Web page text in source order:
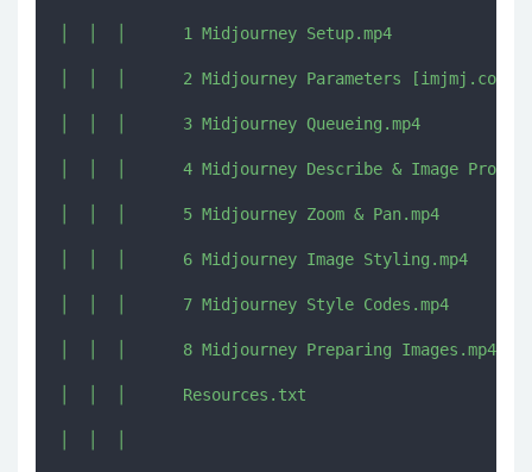
│  │  │      1 Midjourney Setup.mp4
│  │  │      2 Midjourney Parameters
│  │  │      3 Midjourney Queueing.mp4
│  │  │      4 Midjourney Describe & Image
│  │  │      5 Midjourney Zoom & Pan.mp4
│  │  │      6 Midjourney Image Styling.mp4
│  │  │      7 Midjourney Style Codes.mp4
│  │  │      8 Midjourney Preparing Images.mp4
│  │  │      Resources.txt